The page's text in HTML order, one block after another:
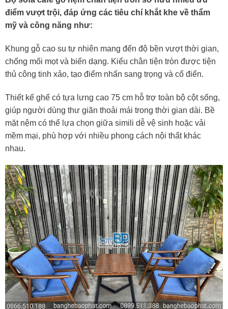
điểm vượt trội, đáp ứng các tiêu chí khắt khe về thẩm
mỹ và công năng như:
Khung gỗ cao su tự nhiên mang đến độ bền vượt thời gian,
chống mối mọt và biến dạng. Kiểu chân tiện tròn được tiện
thủ công tinh xảo, tạo điểm nhấn sang trọng và cổ điển.
Thiết kế ghế có tựa lưng cao 75 cm hỗ trợ toàn bộ cột sống,
giúp người dùng thư giãn thoải mái trong thời gian dài. Bề
mặt nệm có thể lựa chọn giữa simili dễ vệ sinh hoặc vải
mềm mại, phù hợp với nhiều phong cách nội thất khác
nhau.